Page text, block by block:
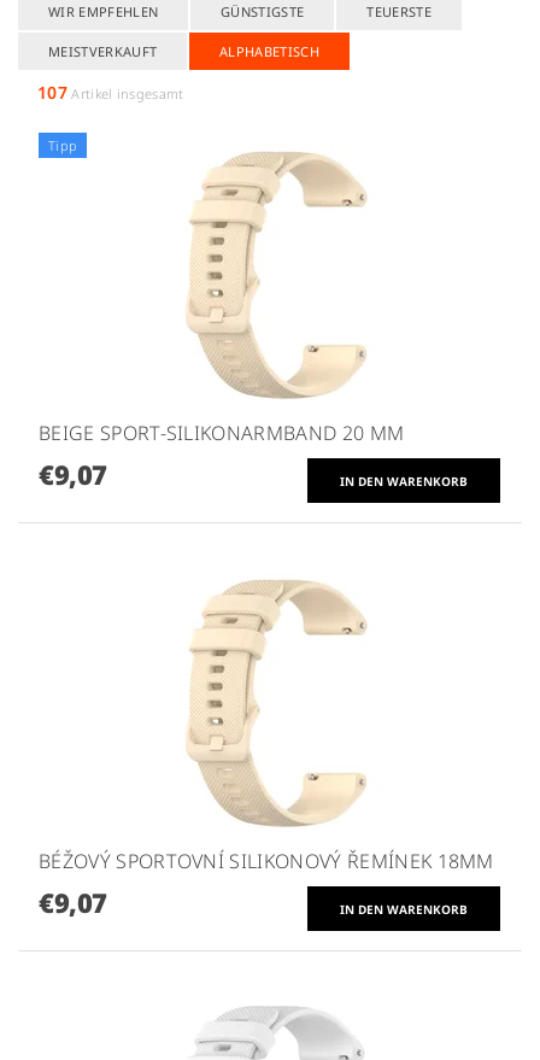
WIR EMPFEHLEN GÜNSTIGSTE TEUERSTE
MEISTVERKAUFT ALPHABETISCH
107Artikel insgesamt
Tipp
BEIGE SPORT-SILIKONARMBAND 20 MM
€9,07
BÉŽOVÝ SPORTOVNÍ SILIKONOVÝ ŘEMÍNEK 18MM
€9,07